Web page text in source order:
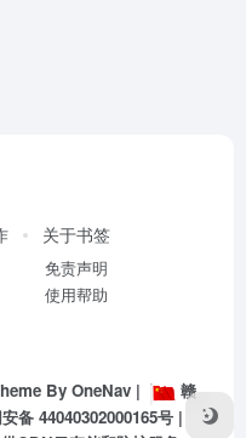
关于书签
免责声明
使用帮助
By OneNav|
赣
备 44040302000165号|